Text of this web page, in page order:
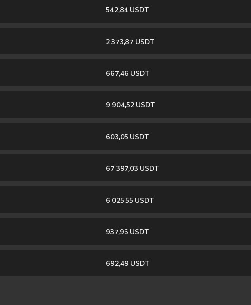
542,84 USDT
2 373,87 USDT
667,46 USDT
9 904,52 USDT
603,05 USDT
67 397,03 USDT
6 025,55 USDT
937,96 USDT
692,49 USDT